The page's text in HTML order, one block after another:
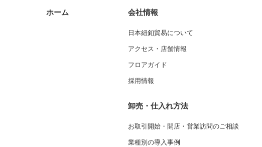
ホーム 会社情報
日本紐釦貿易について
アクセス・店舗情報
フロアガイド
採用情報
卸売・仕入れ方法
お取引開始・開店・営業訪問のご相談
業種別の導入事例